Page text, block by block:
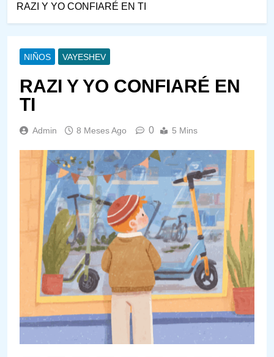
RAZI Y YO CONFIARÉ EN TI
NIÑOS VAYESHEV
RAZI Y YO CONFIARÉ EN
TI
Admin 8 Meses Ago 0 5 Mins